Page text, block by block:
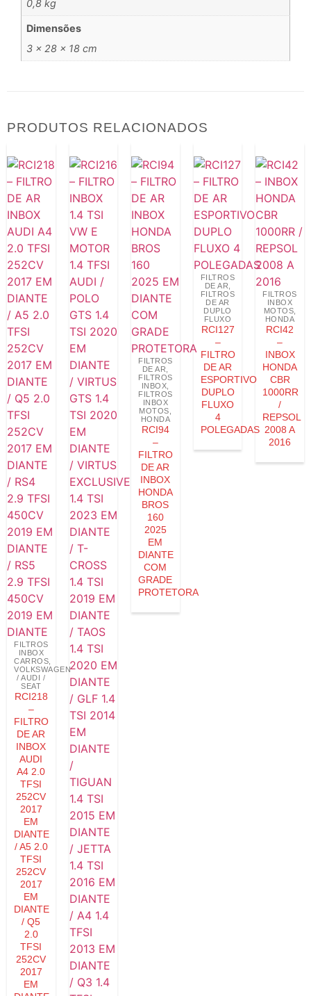
0,8 kg
Dimensões
3 × 28 × 18 cm
PRODUTOS RELACIONADOS
FILTROS
INBOX
CARROS
VOLKSWAGEN
/ AUDI /
SEAT
RCI218
–
FILTRO
DE AR
INBOX
AUDI
A4 2.0
TFSI
252CV
2017
EM
DIANTE
/ A5 2.0
TFSI
252CV
2017
EM
DIANTE
/ Q5
2.0
TFSI
252CV
2017
EM
FILTROS
DE AR
FILTROS
INBOX
FILTROS
INBOX
MOTOS
HONDA
RCI94
–
FILTRO
DE AR
INBOX
HONDA
BROS
160
2025
EM
DIANTE
COM
GRADE
PROTETORA
FILTROS
DE AR
FILTROS
DE AR
DUPLO
FLUXO
RCI127
–
FILTRO
DE AR
ESPORTIVO
DUPLO
FLUXO
4
POLEGADAS
FILTROS
INBOX
MOTOS
HONDA
RCI42
–
INBOX
HONDA
CBR
1000RR
/
REPSOL
2008 A
2016